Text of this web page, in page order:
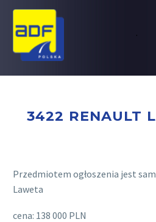
.
3422 RENAULT
Przedmiotem ogłoszenia jest
Laweta
cena: 138 000 PLN